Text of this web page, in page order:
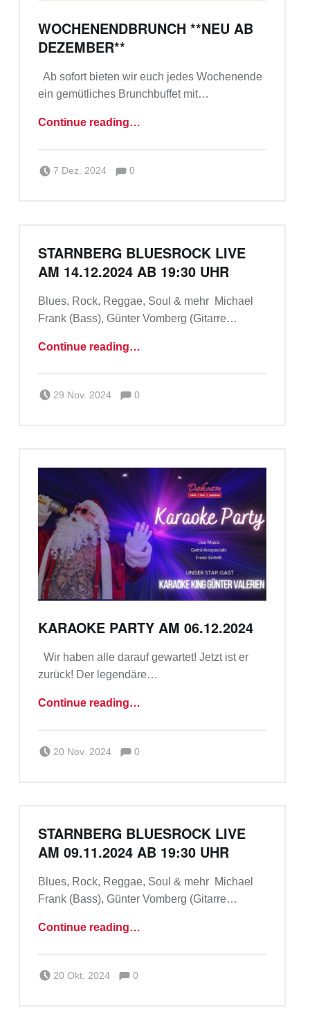
WOCHENENDBRUNCH **NEU AB
DEZEMBER**
Ab sofort bieten wir euch jedes Wochenende
ein gemütliches Brunchbuffet mit…
Continue reading…
7 Dez. 2024
Team_a_m Comments:
0
STARNBERG BLUESROCK LIVE
AM 14.12.2024 AB 19:30 UHR
Blues, Rock, Reggae, Soul & mehr Michael
Frank (Bass), Günter Vomberg (Gitarre…
Continue reading“Starnberg Bluesrock live am 14.12.2024 ab 19:30 Uhr”
…
29 Nov. 2024
Michael Frank Comments:
0
KARAOKE PARTY AM 06.12.2024
Wir haben alle darauf gewartet! Jetzt ist er
zurück! Der legendäre…
Continue reading…
20 Nov. 2024
Team_a_m Comments:
0
STARNBERG BLUESROCK LIVE
AM 09.11.2024 AB 19:30 UHR
Blues, Rock, Reggae, Soul & mehr Michael
Frank (Bass), Günter Vomberg (Gitarre…
Continue reading“Starnberg Bluesrock live am 09.11.2024 ab 19:30 Uhr”
…
20 Okt. 2024
Michael Frank Comments:
0